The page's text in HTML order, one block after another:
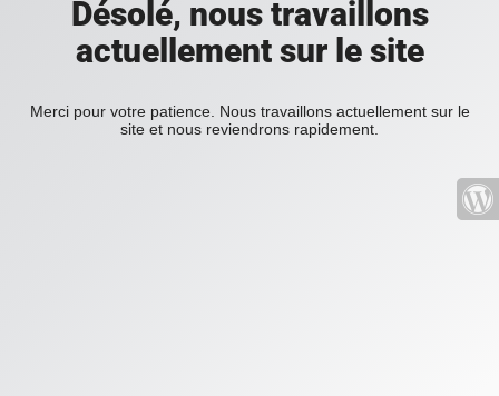
Désolé, nous travaillons
actuellement sur le site
Merci pour votre patience. Nous travaillons actuellement sur le
site et nous reviendrons rapidement.